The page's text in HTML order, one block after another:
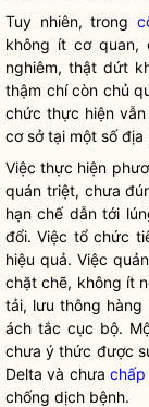
Tuy nhiên, trong
không ít cơ quan,
nghiêm, thật dứt
thậm chí còn chủ
chức thực hiện
cơ sở tại một số địa
Việc thực hiện
quán triệt, chưa
hạn chế dẫn tới
đổi. Việc tổ chức
hiệu quả. Việc
chặt chẽ, không ít
tải, lưu thông hàng
ách tắc cục bộ.
chưa ý thức được
Delta và chưa chấp
chống dịch bệnh.